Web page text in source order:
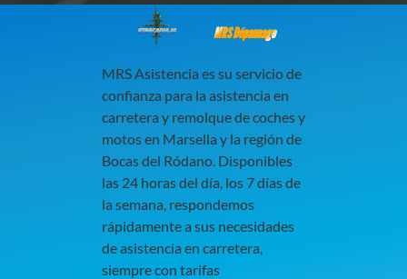
MRS Dépannage
MRS Asistencia es su servicio de
confianza para la asistencia en
carretera y remolque de coches y
motos en Marsella y la región de
Bocas del Ródano. Disponibles
las 24 horas del día, los 7 días de
la semana, respondemos
rápidamente a sus necesidades
de asistencia en carretera,
siempre con tarifas